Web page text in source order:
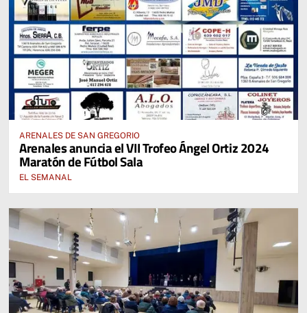
ARENALES DE SAN GREGORIO
Arenales anuncia el VII Trofeo Ángel Ortiz 2024
Maratón de Fútbol Sala
EL SEMANAL